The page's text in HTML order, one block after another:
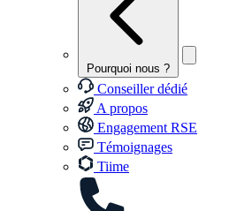
Pourquoi nous ?
Conseiller dédié
A propos
Engagement RSE
Témoignages
Tiime